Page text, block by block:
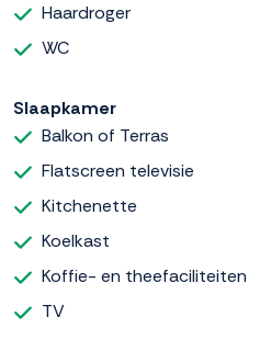
Haardroger
WC
Slaapkamer
Balkon of Terras
Flatscreen televisie
Kitchenette
Koelkast
Koffie- en theefaciliteiten
TV